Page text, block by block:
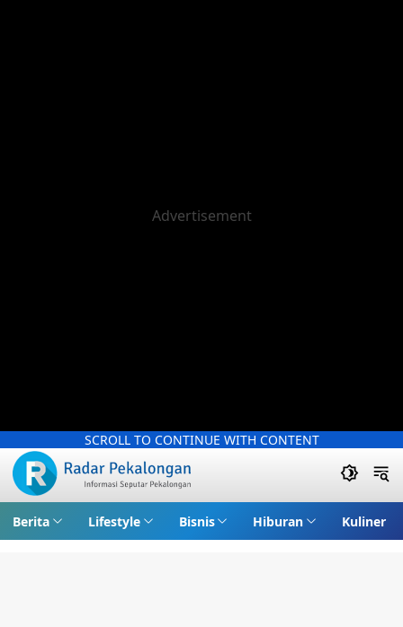
SCROLL TO CONTINUE WITH CONTENT
Berita Lifestyle Bisnis Hiburan Kuliner